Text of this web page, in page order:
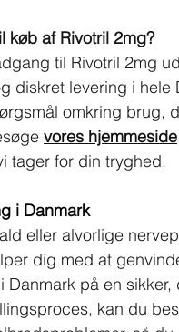
køb af Rivotril 2mg?
til Rivotril 2mg
diskret levering i
omkring brug,
vores hjemmeside
tager for din tryghed.
i Danmark
eller alvorlige
dig med at
på en
kan du